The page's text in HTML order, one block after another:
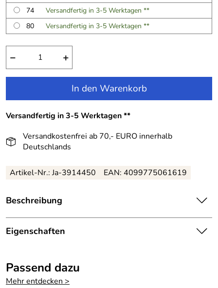
74
Versandfertig in 3-5 Werktagen **
80
Versandfertig in 3-5 Werktagen **
− +
In den Warenkorb
Versandfertig in 3-5 Werktagen **
Versandkostenfrei ab 70,- EURO innerhalb
Deutschlands
Artikel-Nr.:Ja-3914450 EAN: 4099775061619
Beschreibung
Jacky Babykleid mit Druck weiß-aprikose:
Niedliches, Baumwollkleid für sommerliche Tage.
Es wird hinten mit Knöpfen geschlossen.
Eigenschaften
Farbe:
Weiß / Aprikose
Passend dazu
Mehr entdecken >